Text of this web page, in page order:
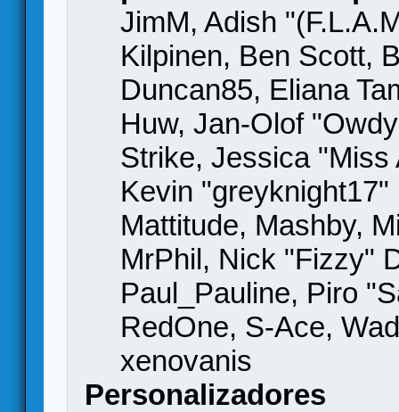
JimM, Adish
Kilpinen, Ben Scott,
Duncan85, Eliana
Huw, Jan-Olof
Strike, Jessica
Kevin
Mattitude, Mashby,
MrPhil, Nick "Fizzy"
Paul_Pauline, Piro
RedOne, S-Ace,
xenovanis
Personalizadores